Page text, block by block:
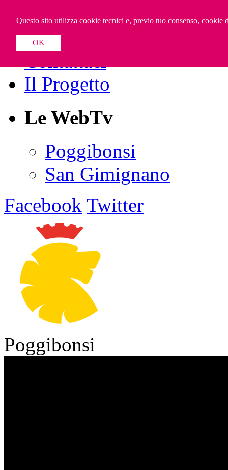
Valdelsa WebTV
Il Progetto
Le WebTv
Poggibonsi
San Gimignano
Facebook Twitter
Poggibonsi
Questo sito utilizza cookie tecnici e, previo tuo consenso, cookie
OK